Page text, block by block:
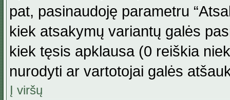
pat, pasinaudoję parametru
kiek atsakymų variantų galės
kiek tęsis apklausa (0 reiškia
nurodyti ar vartotojai galės
Į viršų